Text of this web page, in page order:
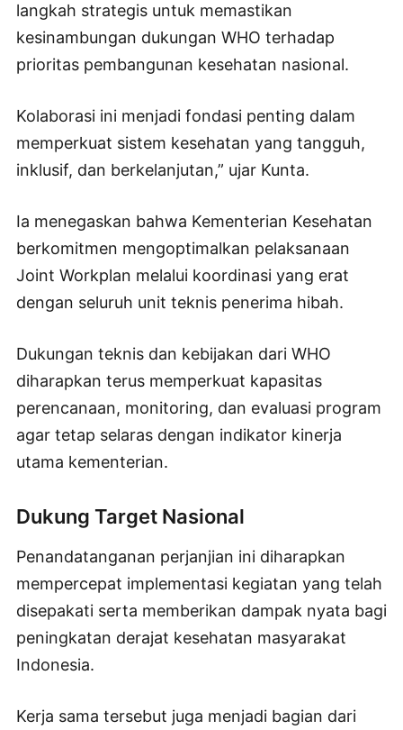
langkah strategis untuk memastikan
kesinambungan dukungan WHO terhadap
prioritas pembangunan kesehatan nasional.
Kolaborasi ini menjadi fondasi penting dalam
memperkuat sistem kesehatan yang tangguh,
inklusif, dan berkelanjutan,” ujar Kunta.
Ia menegaskan bahwa Kementerian Kesehatan
berkomitmen mengoptimalkan pelaksanaan
Joint Workplan melalui koordinasi yang erat
dengan seluruh unit teknis penerima hibah.
Dukungan teknis dan kebijakan dari WHO
diharapkan terus memperkuat kapasitas
perencanaan, monitoring, dan evaluasi program
agar tetap selaras dengan indikator kinerja
utama kementerian.
Dukung Target Nasional
Penandatanganan perjanjian ini diharapkan
mempercepat implementasi kegiatan yang telah
disepakati serta memberikan dampak nyata bagi
peningkatan derajat kesehatan masyarakat
Indonesia.
Kerja sama tersebut juga menjadi bagian dari